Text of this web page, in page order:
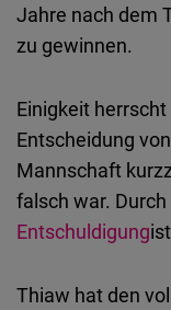
Jahre nach dem
zu gewinnen.
Einigkeit
Entscheidung
Mannschaft
falsch war. Durch
Entschuldigung
Thiaw hat den